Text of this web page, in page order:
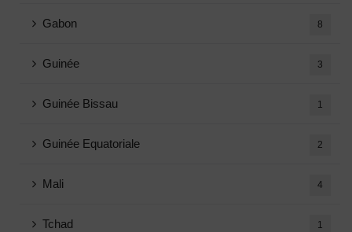
Gabon 8
Guinée 3
Guinée Bissau 1
Guinée Equatoriale 2
Mali 4
Tchad 1